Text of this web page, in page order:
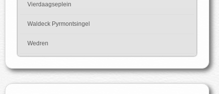
Vierdaagseplein
Waldeck Pyrmontsingel
Wedren